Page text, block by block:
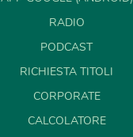
RADIO
PODCAST
RICHIESTA TITOLI
CORPORATE
CALCOLATORE